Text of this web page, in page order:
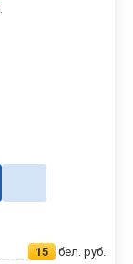
15 бел. руб.